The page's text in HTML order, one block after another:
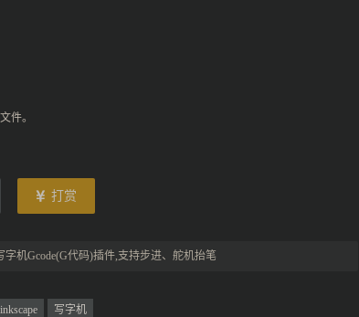
件。
打赏
字机Gcode(G代码)插件,支持步进、舵机抬笔
inkscape 写字机